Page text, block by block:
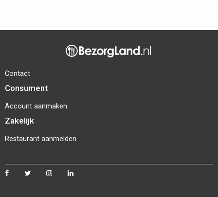
Contact
Consument
Account aanmaken
Zakelijk
Restaurant aanmelden